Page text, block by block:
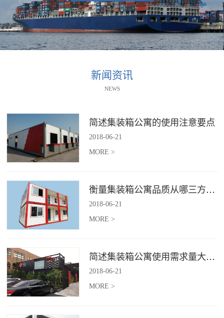
新闻资讯
NEWS
简述集装箱公寓的使用注意要点
2018-06-21
MORE >
衡量集装箱公寓品质从哪三方面入手？
2018-06-21
MORE >
简述集装箱公寓使用需求量大幅增加的原因
2018-06-21
MORE >